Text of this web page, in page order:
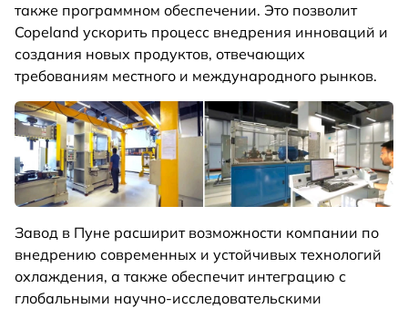
также программном обеспечении. Это позволит
Copeland ускорить процесс внедрения инноваций и
создания новых продуктов, отвечающих
требованиям местного и международного рынков.
Завод в Пуне расширит возможности компании по
внедрению современных и устойчивых технологий
охлаждения, а также обеспечит интеграцию с
глобальными научно-исследовательскими